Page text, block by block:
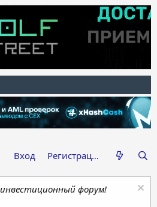
Вход Регистрация
форум!